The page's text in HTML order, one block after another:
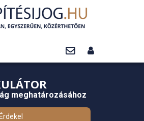
meghatározásához
Érdekel